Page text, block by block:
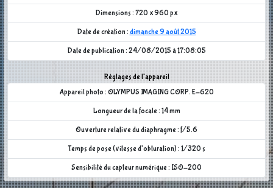
Dimensions : 720 x 960 px
Date de création : dimanche 9 août 2015
Date de publication : 24/08/2015 à 17:08:05
Réglages de l'appareil
Appareil photo : OLYMPUS IMAGING CORP. E-620
Longueur de la focale : 14 mm
Ouverture relative du diaphragme : f/5.6
Temps de pose (vitesse d'obturation) : 1/320 s
Sensibilité du capteur numérique : ISO-200